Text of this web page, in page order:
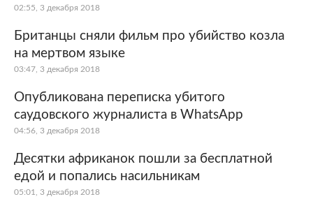
02:55, 3 декабря 2018
Британцы сняли фильм про убийство козла
на мертвом языке
03:47, 3 декабря 2018
Опубликована переписка убитого
саудовского журналиста в WhatsApp
04:56, 3 декабря 2018
Десятки африканок пошли за бесплатной
едой и попались насильникам
05:01, 3 декабря 2018